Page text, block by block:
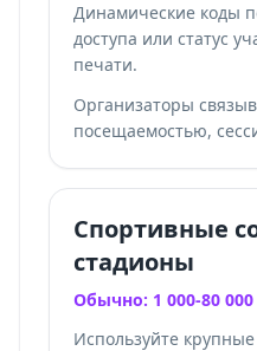
Динамические коды
доступа или статус
печати.
Организаторы
посещаемостью,
Спортивные
стадионы
Обычно: 1 000-80
Используйте